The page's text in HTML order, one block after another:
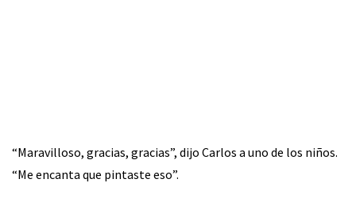
“Maravilloso, gracias, gracias”, dijo Carlos a uno de los niños.
“Me encanta que pintaste eso”.